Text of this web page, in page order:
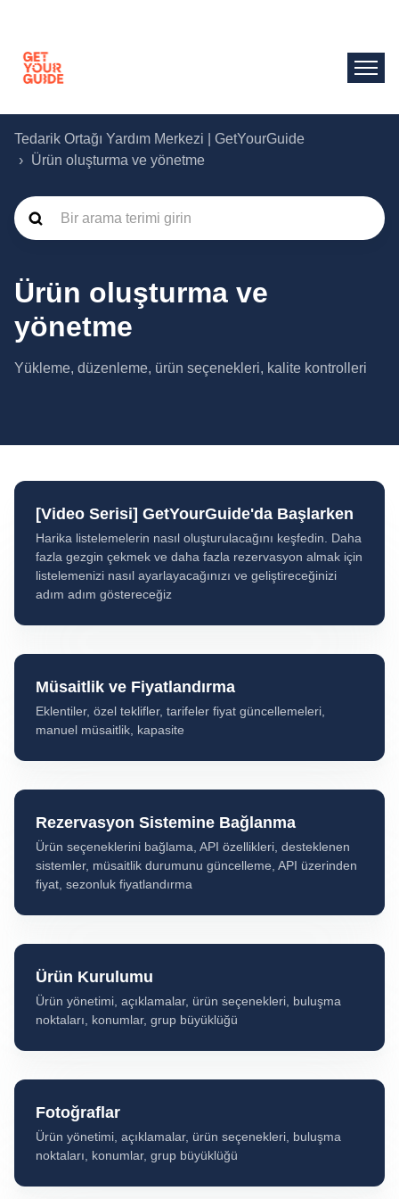
Tedarik Ortağı Yardım Merkezi | GetYourGuide
Ürün oluşturma ve yönetme
Ürün oluşturma ve
yönetme
Yükleme, düzenleme, ürün seçenekleri, kalite kontrolleri
[Video Serisi] GetYourGuide'da Başlarken
Harika listelemelerin nasıl oluşturulacağını keşfedin. Daha
fazla gezgin çekmek ve daha fazla rezervasyon almak için
listelemenizi nasıl ayarlayacağınızı ve geliştireceğinizi
adım adım göstereceğiz
Müsaitlik ve Fiyatlandırma
Eklentiler, özel teklifler, tarifeler fiyat güncellemeleri,
manuel müsaitlik, kapasite
Rezervasyon Sistemine Bağlanma
Ürün seçeneklerini bağlama, API özellikleri, desteklenen
sistemler, müsaitlik durumunu güncelleme, API üzerinden
fiyat, sezonluk fiyatlandırma
Ürün Kurulumu
Ürün yönetimi, açıklamalar, ürün seçenekleri, buluşma
noktaları, konumlar, grup büyüklüğü
Fotoğraflar
Ürün yönetimi, açıklamalar, ürün seçenekleri, buluşma
noktaları, konumlar, grup büyüklüğü